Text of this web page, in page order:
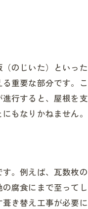
のじいた）といっ
重要な部分です。
行すると、屋根を
もなりかねません。
。例えば、瓦数枚
腐食にまで至って
き替え工事が必要